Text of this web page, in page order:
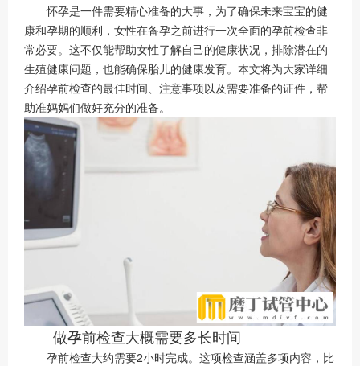
怀孕是一件需要精心准备的大事，为了确保未来宝宝的健
康和孕期的顺利，女性在备孕之前进行一次全面的孕前检查非
常必要。这不仅能帮助女性了解自己的健康状况，排除潜在的
生殖健康问题，也能确保胎儿的健康发育。本文将为大家详细
介绍孕前检查的最佳时间、注意事项以及需要准备的证件，帮
助准妈妈们做好充分的准备。
做孕前检查大概需要多长时间
孕前检查大约需要2小时完成。这项检查涵盖多项内容，比